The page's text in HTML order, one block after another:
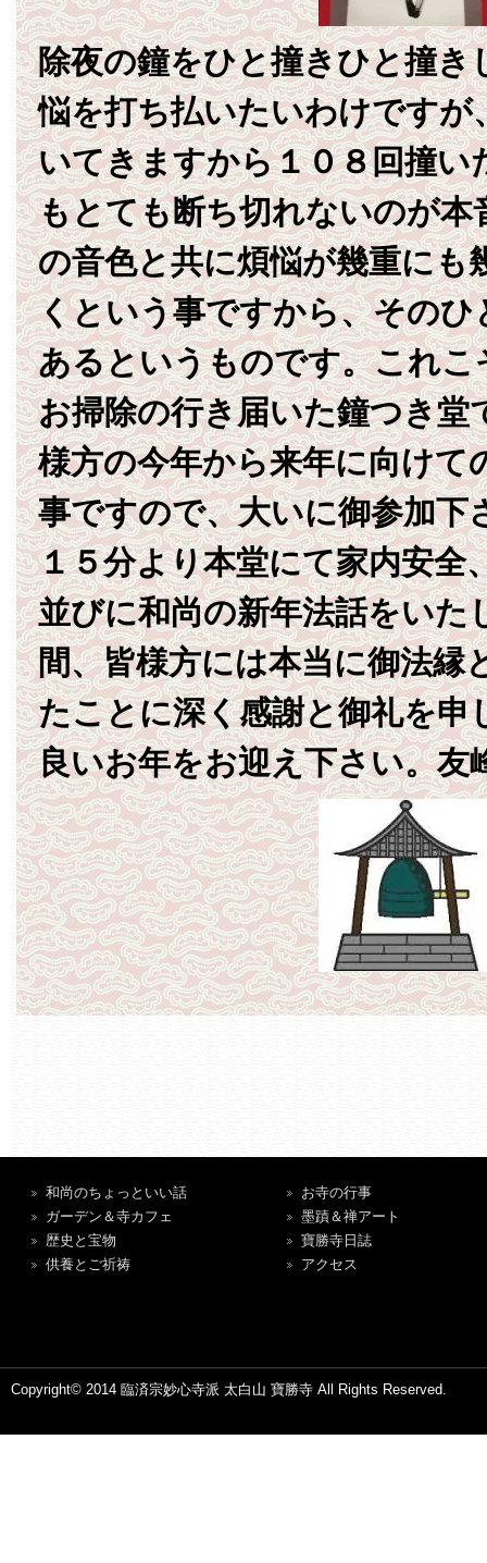
除夜の鐘をひと撞きひと撞き
悩を打ち払いたいわけですが
いてきますから１０８回撞い
もとても断ち切れないのが本
の音色と共に煩悩が幾重にも
くという事ですから、そのひ
あるというものです。これこ
お掃除の行き届いた鐘つき堂
様方の今年から来年に向けて
事ですので、大いに御参加下
１５分より本堂にて家内安全
並びに和尚の新年法話をいた
間、皆様方には本当に御法縁
たことに深く感謝と御礼を申
良いお年をお迎え下さい。友
和尚のちょっといい話
ガーデン＆寺カフェ
歴史と宝物
供養とご祈祷
お寺の行事
墨蹟＆禅アート
寶勝寺日誌
アクセス
Copyright© 2014 臨済宗妙心寺派 太白山 寶勝寺 All Rights Reserved.